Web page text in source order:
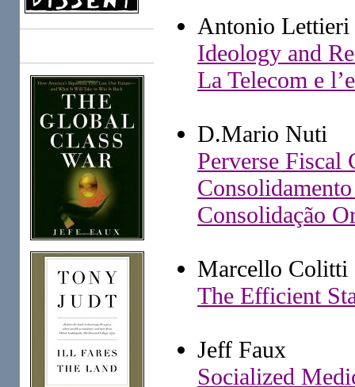
Antonio Lettieri
Ideology and
La Telecom e
D.Mario Nuti
Perverse Fiscal
Consolidação
Marcello Colitti
The Efficient
Jeff Faux
Socialized